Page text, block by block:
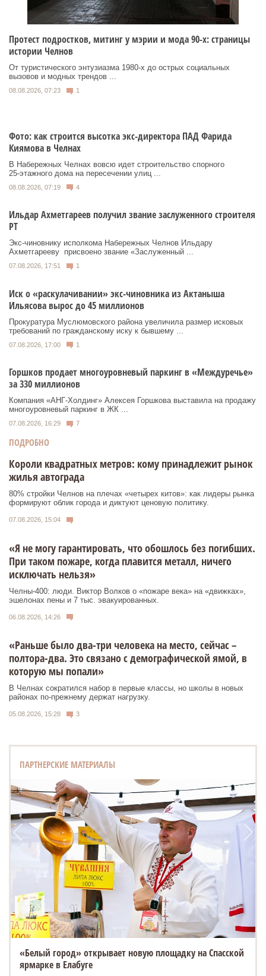
Протест подростков, митинг у мэрии и мода 90-х: страницы
истории Челнов
От туристического энтузиазма 1980‑х до острых социальных
вызовов и модных трендов ...
08.08.2026, 07:23 1
Фото: как строится высотка экс-директора ПАД Фарида
Киямова в Челнах
В Набережных Челнах вовсю идет строительство спорного
25‑этажного дома на пересечении улиц ...
08.08.2026, 07:19 4
Ильдар Ахметгареев получил звание заслуженного строителя
РТ
Экс‑чиновнику исполкома Набережных Челнов Ильдару
Ахметгарееву присвоено звание «Заслуженный ...
07.08.2026, 17:51 1
Иск о «раскулачивании» экс-чиновника из Актаныша
Ильясова вырос до 45 миллионов
Прокуратура Муслюмовского района увеличила размер исковых
требований по гражданскому иску к бывшему ...
07.08.2026, 17:00 1
Горшков продает многоуровневый паркинг в «Междуречье»
за 330 миллионов
Компания «АНГ-Холдинг» Алексея Горшкова выставила на продажу
многоуровневый паркинг в ЖК ...
07.08.2026, 16:29 7
ПОДРОБНО
Короли квадратных метров: кому принадлежит рынок
жилья автограда
80% стройки Челнов на плечах «четырех китов»: как лидеры рынка
формируют облик города и диктуют ценовую политику.
07.08.2026, 15:04
«Я не могу гарантировать, что обошлось без погибших.
При таком пожаре, когда плавится металл, ничего
исключать нельзя»
Челны-400: люди. Виктор Волков о «пожаре века» на «движках»,
эшелонах пены и 7 тыс. эвакуированных.
06.08.2026, 14:26
«Раньше было два-три человека на место, сейчас –
полтора-два. Это связано с демографической ямой, в
которую мы попали»
В Челнах сократился набор в первые классы, но школы в новых
районах по-прежнему держат нагрузку.
05.08.2026, 15:28 3
ПАРТНЕРСКИЕ МАТЕРИАЛЫ
«Белый город» открывает новую площадку на Спасской
ярмарке в Елабуге